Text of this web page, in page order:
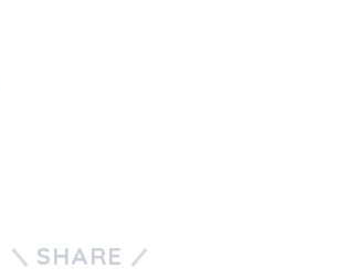
SHARE